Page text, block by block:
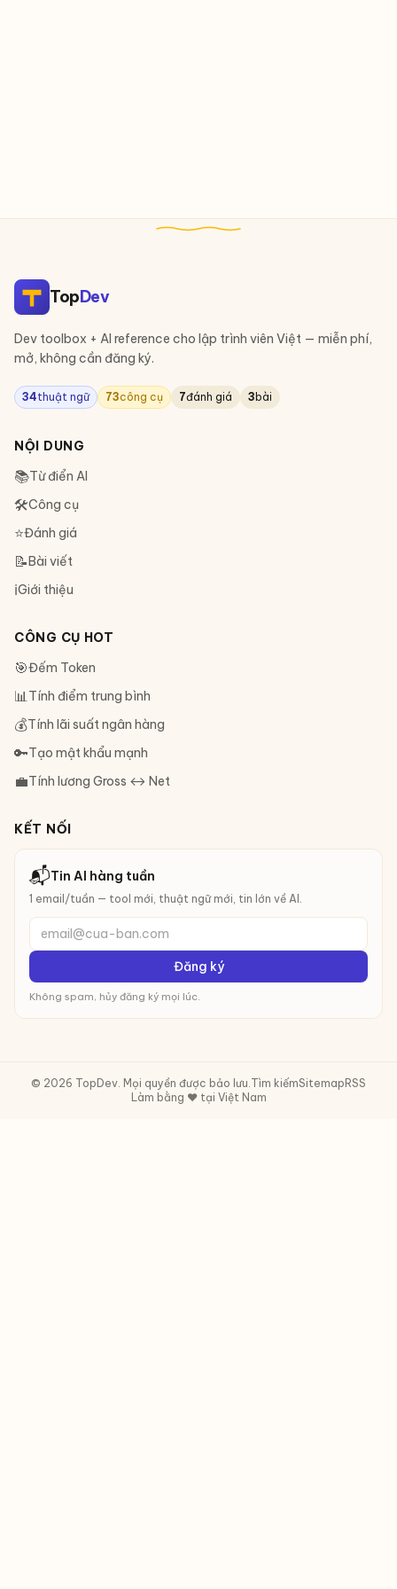
TopDev
Dev toolbox + AI reference cho lập trình viên Việt — miễn phí,
mở, không cần đăng ký.
34thuật ngữ 73công cụ 7đánh giá 3 bài
NỘI DUNG
📚Từ điển AI
🛠Công cụ
⭐Đánh giá
📝Bài viết
ℹ️Giới thiệu
CÔNG CỤ HOT
🎯Đếm Token
📊Tính điểm trung bình
💰Tính lãi suất ngân hàng
🔑Tạo mật khẩu mạnh
💼Tính lương Gross ↔ Net
KẾT NỐI
📬Tin AI hàng tuần
1 email/tuần — tool mới, thuật ngữ mới, tin lớn về AI.
email@cua-ban.com
Đăng ký
Không spam, hủy đăng ký mọi lúc.
© 2026 TopDev. Mọi quyền được bảo lưu.Tìm kiếmSitemap RSS
Làm bằng ❤️ tại Việt Nam